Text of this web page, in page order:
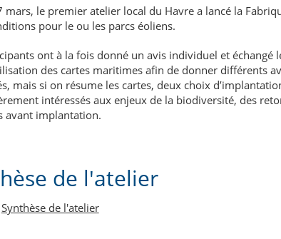
mars, le premier atelier local du Havre a lancé la
pour le ou les parcs éoliens.
ont à la fois donné un avis individuel et
des cartes maritimes afin de donner différents
mais si on résume les cartes, deux choix
intéressés aux enjeux de la biodiversité, des
avant implantation.
de l'atelier
Synthèse de l'atelier